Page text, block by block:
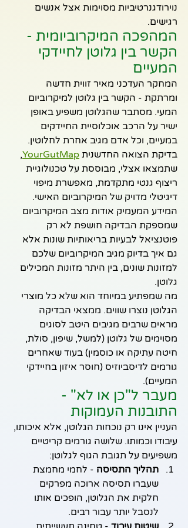
נוירודגנרטיביות מסוימות אצל אנשים
רגישים.
המהפכה המיקרוביומית -
הקשר בין גלוטן לחיידקי
המעיים
המחקר העדכני מאיר זווית חדשה
ומרתקת - הקשר בין גלוטן למיקרוביום
המעי. מסתבר שהגלוטן משפיע באופן
ישיר על הרכב אוכלוסיית החיידקים
במעיים, וכל אדם מגיב אחרת לחלוטין.
בדיקת הצואה החדשנית YourGutMap
,
שתמצאו אצלי, מבוססת על טכנולוגיית
ריצוף גנטי מתקדמת, מאפשרת מיפוי
דיגיטלי מדויק של המיקרוביום האישי.
המידע המעמיק אודות מצב המיקרוביום
שמספקת הבדיקה חושפת לא רק
פוטנציאל לבעיות בריאותיות שונות אלא
גם איך בדיוק מגיב המיקרוביום שלכם
למזונות שונים, בין היתר מזונות המכילים
גלוטן.
מה שמפתיע במיוחד הוא שלא כל מוצרי
הגלוטן נוצרו שווים. ממצאי הבדיקה
מראים שרבים מגיבים היטב לסוגים
מסוימים של גלוטן (למשל, שיפון, סולת,
חיטה עתיקה או כוסמין) בעוד שאחרים
גורמים לדיסביוזיס (חוסר איזון בחיידקי
המעיים).
מעבר ל"כן או לא" -
התובנות העמוקות
העניין אינו רק נוכחות הגלוטן, אלא איכותו,
עיבודו וכמותו. שלושה גורמים קריטיים
משפיעים על תגובת הגוף לגלוטן:
תהליך התסיסה - לחמי מחמצת
שעברו תסיסה ארוכה מפרקים
חלקית את הגלוטן, הופכים אותו
לנסבל יותר עבור רבים.